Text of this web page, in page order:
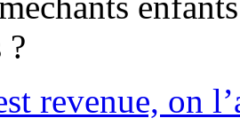
?
revenue, on